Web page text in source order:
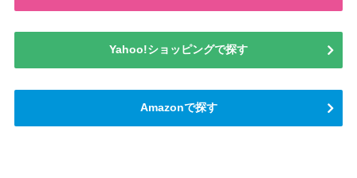
Yahoo!ショッピングで探す
Amazonで探す